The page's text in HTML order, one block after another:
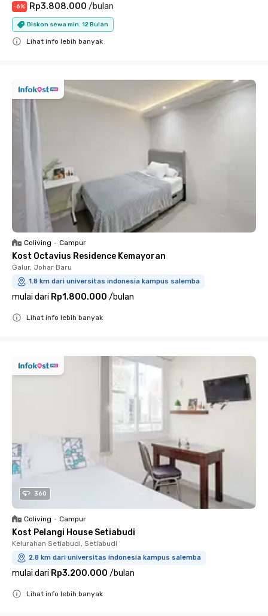
-6% Rp3.808.000 /bulan
Diskon sewa min. 12 Bulan
Lihat info lebih banyak
Coliving • Campur
Kost Octavius Residence Kemayoran
Galur, Johar Baru
1.8 km dari universitas indonesia kampus salemba
mulai dari Rp1.800.000 /bulan
Lihat info lebih banyak
360
Coliving • Campur
Kost Pelangi House Setiabudi
Kelurahan Setiabudi, Setiabudi
2.8 km dari universitas indonesia kampus salemba
mulai dari Rp3.200.000 /bulan
Lihat info lebih banyak